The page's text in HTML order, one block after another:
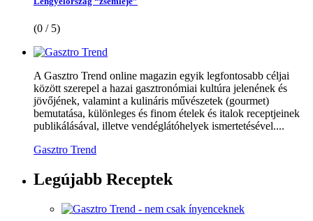
(0 / 5)
A Gasztro Trend online magazin egyik legfontosabb céljai
között szerepel a hazai gasztronómiai kultúra jelenének és
jövőjének, valamint a kulináris művészetek (gourmet)
bemutatása, különleges és finom ételek és italok receptjeinek
publikálásával, illetve vendéglátóhelyek ismertetésével....
Gasztro Trend
Legújabb Receptek